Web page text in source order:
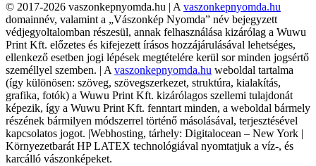
© 2017-2026 vaszonkepnyomda.hu | A vaszonkepnyomda.hu
domainnév, valamint a „Vászonkép Nyomda” név bejegyzett
védjegyoltalomban részesül, annak felhasználása kizárólag a Wuwu
Print Kft. előzetes és kifejezett írásos hozzájárulásával lehetséges,
ellenkező esetben jogi lépések megtételére kerül sor minden jogsértő
személlyel szemben. | A vaszonkepnyomda.hu weboldal tartalma
(így különösen: szöveg, szövegszerkezet, struktúra, kialakítás,
grafika, fotók) a Wuwu Print Kft. kizárólagos szellemi tulajdonát
képezik, így a Wuwu Print Kft. fenntart minden, a weboldal bármely
részének bármilyen módszerrel történő másolásával, terjesztésével
kapcsolatos jogot. |Webhosting, tárhely: Digitalocean – New York |
Környezetbarát HP LATEX technológiával nyomtatjuk a víz-, és
karcálló vászonképeket.